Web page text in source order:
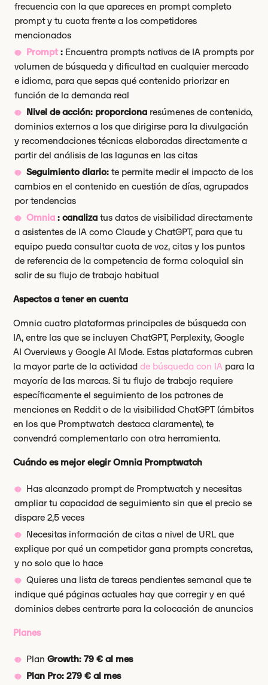
frecuencia con la que apareces en prompt completo
prompt y tu cuota frente a los competidores
mencionados
Prompt: Encuentra prompts nativas de IA prompts por
volumen de búsqueda y dificultad en cualquier mercado
e idioma, para que sepas qué contenido priorizar en
función de la demanda real
Nivel de acción: proporciona resúmenes de contenido,
dominios externos a los que dirigirse para la divulgación
y recomendaciones técnicas elaboradas directamente a
partir del análisis de las lagunas en las citas
Seguimiento diario: te permite medir el impacto de los
cambios en el contenido en cuestión de días, agrupados
por tendencias
Omnia: canalizatus datos de visibilidad directamente
a asistentes de IA como Claude y ChatGPT, para que tu
equipo pueda consultar cuota de voz, citas y los puntos
de referencia de la competencia de forma coloquial sin
salir de su flujo de trabajo habitual
Aspectos a tener en cuenta
Omnia cuatro plataformas principales de búsqueda con
IA, entre las que se incluyen ChatGPT, Perplexity, Google
AI Overviews y Google AI Mode. Estas plataformas cubren
la mayor parte de la actividadde búsqueda con IA para la
mayoría de las marcas. Si tu flujo de trabajo requiere
específicamente el seguimiento de los patrones de
menciones en Reddit o de la visibilidad ChatGPT (ámbitos
en los que Promptwatch destaca claramente), te
convendrá complementarlo con otra herramienta.
Cuándo es mejor elegir Omnia Promptwatch
Has alcanzado prompt de Promptwatch y necesitas
ampliar tu capacidad de seguimiento sin que el precio se
dispare 2,5 veces
Necesitas información de citas a nivel de URL que
explique por qué un competidor gana prompts concretas,
y no solo que lo hace
Quieres una lista de tareas pendientes semanal que te
indique qué páginas actuales hay que corregir y en qué
dominios debes centrarte para la colocación de anuncios
Planes
PlanGrowth: 79 € al mes
Plan Pro: 279 € al mes